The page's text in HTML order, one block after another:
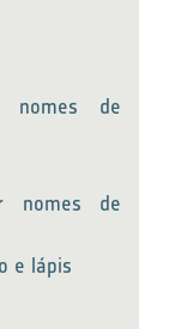
nomes de
nomes de
e lápis